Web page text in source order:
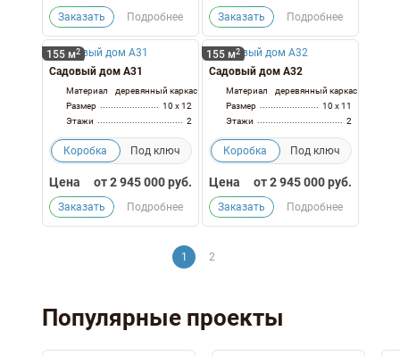
Заказать Подробнее Заказать Подробнее
155 м2
Садовый дом А31
Материал
деревянный каркас
Размер
10 x 12
Этажи
2
Коробка Под ключ
Цена от2 945 000руб.
Заказать Подробнее
155 м2
Садовый дом А32
Материал
деревянный каркас
Размер
10 x 11
Этажи
2
Коробка Под ключ
Цена от2 945 000руб.
Заказать Подробнее
1 2
Популярные проекты